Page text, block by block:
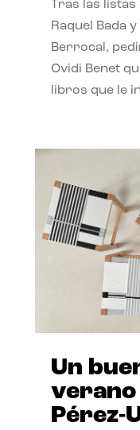
Tras las
Raquel Bada
Berrocal,
Ovidi Benet
libros que le
Un
Pérez-